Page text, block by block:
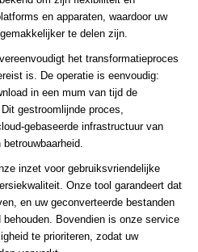
en apparaten, waardoor uw
te delen zijn.
het transformatieproces
is. De operatie is eenvoudig:
in een mum van tijd de
gestroomlijnde proces,
gebaseerde infrastructuur van
inzet voor gebruiksvriendelijke
Onze tool garandeert dat
en uw geconverteerde bestanden
Bovendien is onze service
te prioriteren, zodat uw